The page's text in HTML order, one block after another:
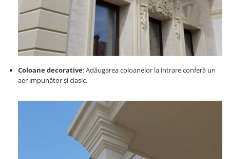
Coloane decorative: Adăugarea coloanelor la intrare conferă un
aer impunător și clasic.